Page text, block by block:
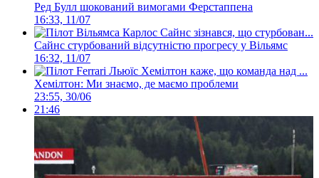
Ред Булл шокований вимогами Ферстаппена
16:33, 11/07
Сайнс стурбований відсутністю прогресу у Вільямс
16:32, 11/07
Хемілтон: Ми знаємо, де маємо проблеми
23:55, 30/06
21:46